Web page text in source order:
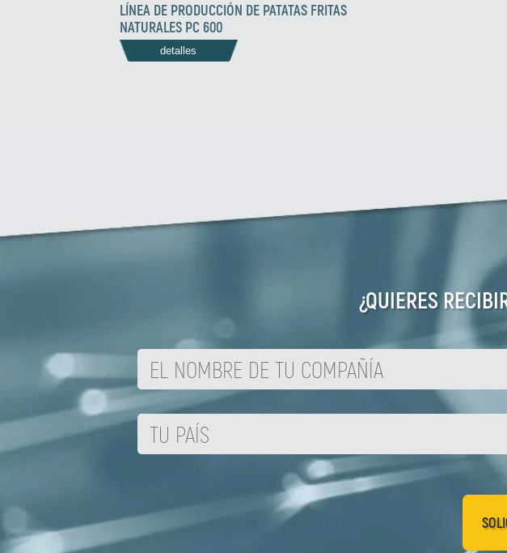
LÍNEA DE PRODUCCIÓN DE PATATAS FRITAS
NATURALES PC 600
detalles
¿QUIERES